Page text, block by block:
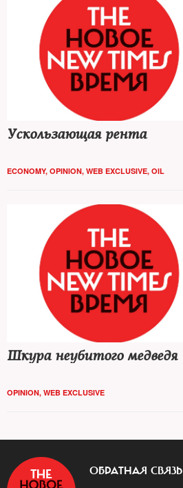
Ускользающая рента
ECONOMY, OPINION, WEB EXCLUSIVE, OIL
Шкура неубитого медведя
OPINION, WEB EXCLUSIVE
ОБРАТНАЯ СВЯЗЬ